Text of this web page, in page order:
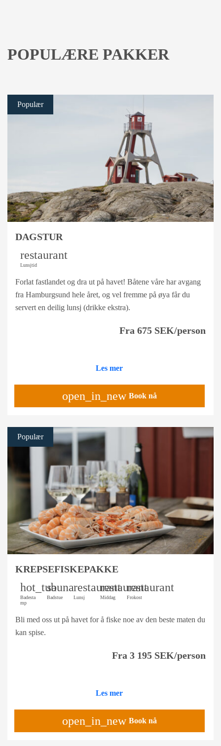
POPULÆRE PAKKER
Populær
DAGSTUR
restaurant
Lunsjtid
Forlat fastlandet og dra ut på havet! Båtene våre har avgang
fra Hamburgsund hele året, og vel fremme på øya får du
servert en deilig lunsj (drikke ekstra).
Fra 675 SEK/person
Les mer
open_in_new Book nå
Populær
KREPSEFISKEPAKKE
hot_tub
Badesta
mp
sauna
Badstue
restaurant
Lunsj
restaurant
Middag
restaurant
Frokost
Bli med oss ut på havet for å fiske noe av den beste maten du
kan spise.
Fra 3 195 SEK/person
Les mer
open_in_new Book nå